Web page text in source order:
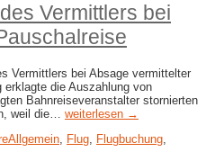
Vermittlers bei
Vermittlers bei Absage vermittelter
die Auszahlung von
Bahnreiseveranstalter stornierten
weil die… weiterlesen →
Allgemein, Flug, Flugbuchung,